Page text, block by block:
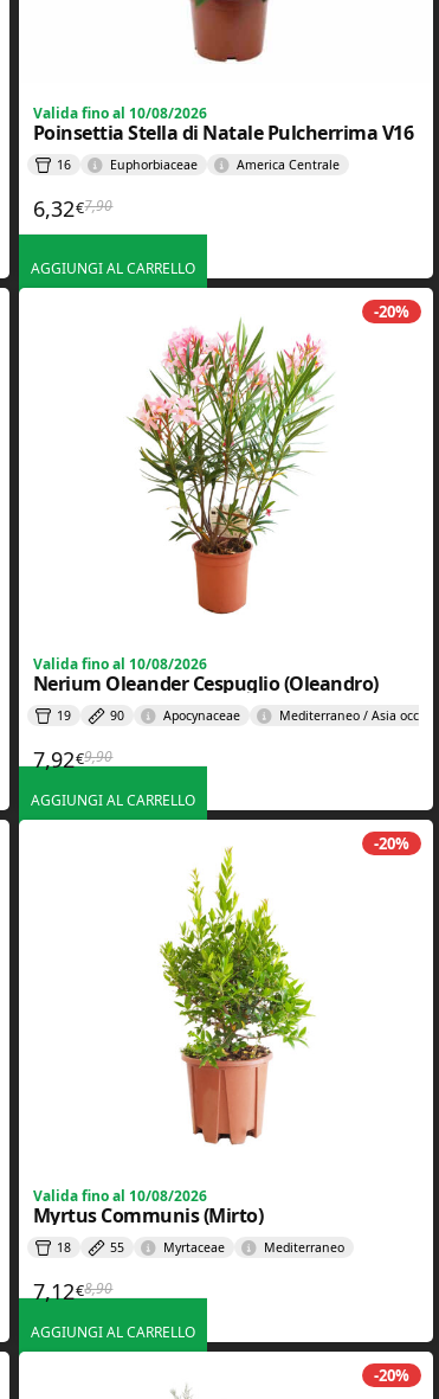
Valida fino al 10/08/2026
Poinsettia Stella di Natale Pulcherrima V16
16 Euphorbiaceae America Centrale
7,90Il prezzo originale era: 7,90€.
6,32€ Il prezzo attuale è: 6,32€.
AGGIUNGI AL CARRELLO
-20%
Valida fino al 10/08/2026
Nerium Oleander Cespuglio (Oleandro)
19 90 Apocynaceae Mediterraneo / Asia
9,90Il prezzo originale era: 9,90€.
7,92€ Il prezzo attuale è: 7,92€.
AGGIUNGI AL CARRELLO
-20%
Valida fino al 10/08/2026
Myrtus Communis (Mirto)
18 55 Myrtaceae Mediterraneo
8,90Il prezzo originale era: 8,90€.
7,12€ Il prezzo attuale è: 7,12€.
AGGIUNGI AL CARRELLO
-20%